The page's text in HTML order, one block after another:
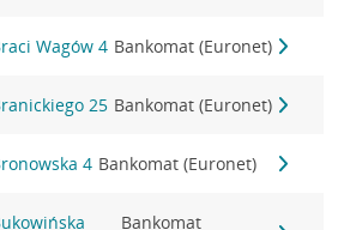
Wagów 4 Bankomat (Euronet)
25 Bankomat (Euronet)
4 Bankomat (Euronet)
Bankomat